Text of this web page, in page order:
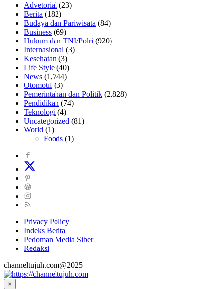
Advetorial (23)
Berita (182)
Budaya dan Pariwisata (84)
Business (69)
Hukum dan TNI/Polri (920)
Internasional (3)
Kesehatan (3)
Life Style (40)
News (1,744)
Otomotif(3)
Pemerintahan dan Politik (2,828)
Pendidikan (74)
Teknologi (4)
Uncategorized (81)
World (1)
Foods (1)
Privacy Policy
Indeks Berita
Pedoman Media Siber
Redaksi
channeltujuh.com@2025
×